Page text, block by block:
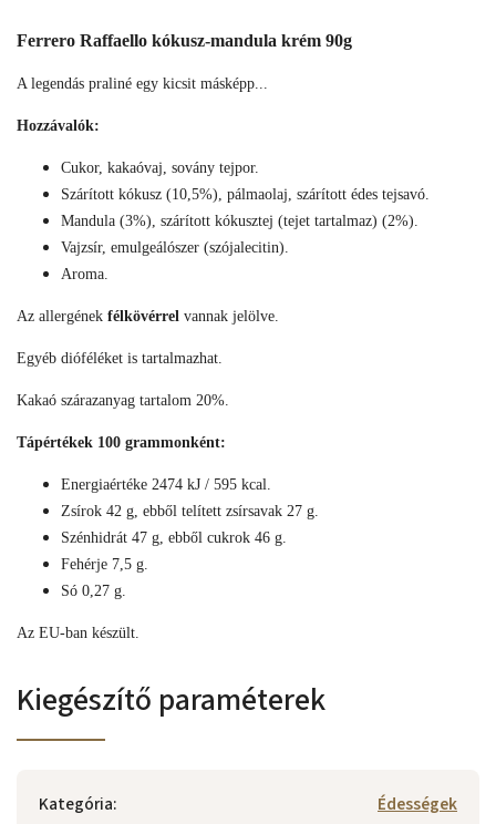
Ferrero Raffaello kókusz-mandula krém 90g
A legendás praliné egy kicsit másképp...
Hozzávalók:
Cukor, kakaóvaj, sovány tejpor.
Szárított kókusz (10,5%), pálmaolaj, szárított édes tejsavó.
Mandula (3%), szárított kókusztej (tejet tartalmaz) (2%).
Vajzsír, emulgeálószer (szójalecitin).
Aroma.
Az allergének félkövérrel vannak jelölve.
Egyéb dióféléket is tartalmazhat.
Kakaó szárazanyag tartalom 20%.
Tápértékek 100 grammonként:
Energiaértéke 2474 kJ / 595 kcal.
Zsírok 42 g, ebből telített zsírsavak 27 g.
Szénhidrát 47 g, ebből cukrok 46 g.
Fehérje 7,5 g.
Só 0,27 g.
Az EU-ban készült.
Kiegészítő paraméterek
Kategória:
Édességek